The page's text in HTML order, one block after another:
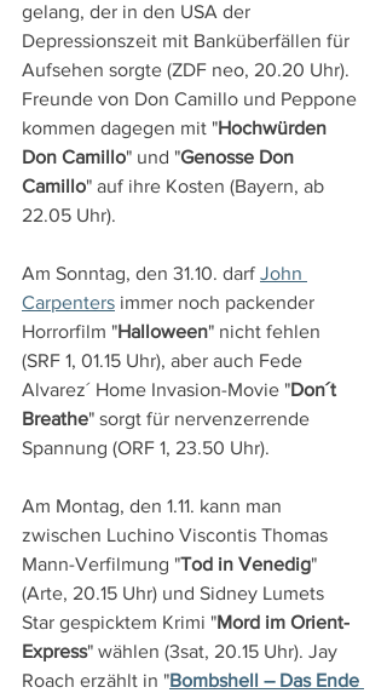
gelang, der in den USA der
Depressionszeit mit Banküberfällen für
Aufsehen sorgte (ZDF neo, 20.20 Uhr).
Freunde von Don Camillo und Peppone
kommen dagegen mit "Hochwürden
Don Camillo" und "Genosse Don
Camillo" auf ihre Kosten (Bayern, ab
22.05 Uhr).
Am Sonntag, den 31.10. darf John
Carpenters immer noch packender
Horrorfilm "Halloween" nicht fehlen
(SRF 1, 01.15 Uhr), aber auch Fede
Alvarez´ Home Invasion-Movie "Don´t
Breathe" sorgt für nervenzerrende
Spannung (ORF 1, 23.50 Uhr).
Am Montag, den 1.11. kann man
zwischen Luchino Viscontis Thomas
Mann-Verfilmung "Tod in Venedig"
(Arte, 20.15 Uhr) und Sidney Lumets
Star gespicktem Krimi "Mord im Orient-
Express" wählen (3sat, 20.15 Uhr). Jay
Roach erzählt in "Bombshell – Das Ende